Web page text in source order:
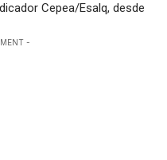
Cepea/Esalq, desde
-